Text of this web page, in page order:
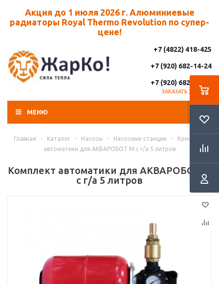
Акция до 1 июля 2026 г. Алюминиевые
радиаторы Royal Thermo Revolution по супер-
цене!
+7 (4822) 418-425
+7 (920) 682-14-24
+7 (920) 682-14-25
ЗАКАЗАТЬ ЗВОНОК
МЕНЮ
Главная - Каталог - Насосы - Насосные станции -
Комплект
автоматики для АКВАРОБОТ М с г/а 5 литров
Комплект автоматики для АКВАРОБОТ М
с г/а 5 литров